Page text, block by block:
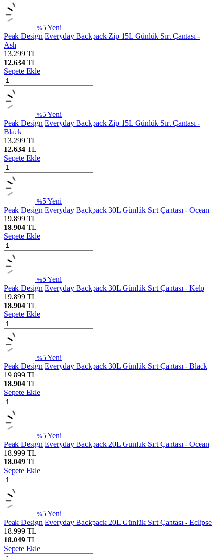
%5Yeni
Peak Design Everyday Backpack Zip 15L Günlük Sırt Çantası -
Ash
13.299 TL
12.634 TL
Sepete Ekle
%5Yeni
Peak Design Everyday Backpack Zip 15L Günlük Sırt Çantası -
Black
13.299 TL
12.634 TL
Sepete Ekle
%5Yeni
Peak Design Everyday Backpack 30L Günlük Sırt Çantası - Ocean
19.899 TL
18.904 TL
Sepete Ekle
%5Yeni
Peak Design Everyday Backpack 30L Günlük Sırt Çantası - Kelp
19.899 TL
18.904 TL
Sepete Ekle
%5Yeni
Peak Design Everyday Backpack 30L Günlük Sırt Çantası - Black
19.899 TL
18.904 TL
Sepete Ekle
%5Yeni
Peak Design Everyday Backpack 20L Günlük Sırt Çantası - Ocean
18.999 TL
18.049 TL
Sepete Ekle
%5Yeni
Peak Design Everyday Backpack 20L Günlük Sırt Çantası - Eclipse
18.999 TL
18.049 TL
Sepete Ekle